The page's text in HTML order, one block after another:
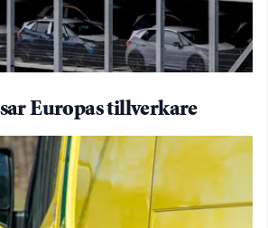
Europas tillverkare